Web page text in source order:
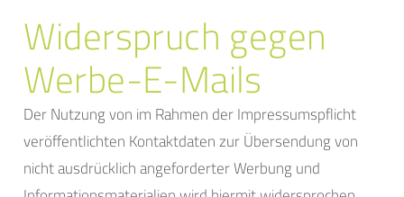
Widerspruch gegen
Werbe-E-Mails
Der Nutzung von im Rahmen der Impressumspflicht
veröffentlichten Kontaktdaten zur Übersendung von
nicht ausdrücklich angeforderter Werbung und